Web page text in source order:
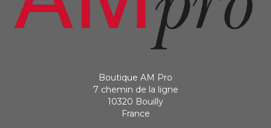
Boutique AM Pro
7 chemin de la ligne
10320 Bouilly
France